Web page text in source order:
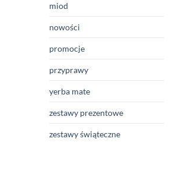
miod
nowości
promocje
przyprawy
yerba mate
zestawy prezentowe
zestawy świąteczne